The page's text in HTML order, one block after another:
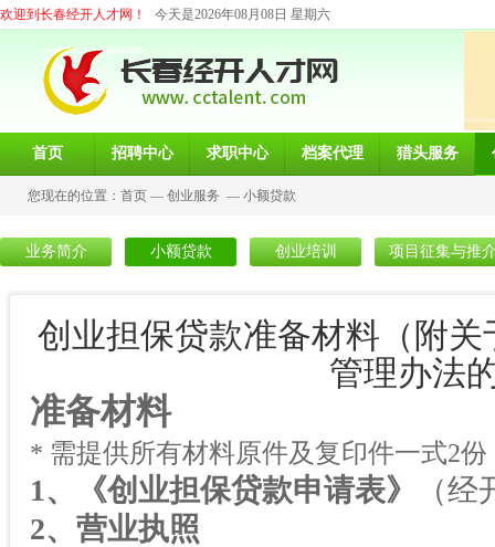
欢迎到长春经开人才网！ 今天是2026年08月08日 星期六
首页 招聘中心 求职中心 档案代理 猎头服务
您现在的位置： 首页 — 创业服务 — 小额贷款
业务简介 小额贷款 创业培训 项目征集与推
创业担保贷款准备材料（附
管理办法
准备材料
* 需提供所有材料原件及复印件一式2份
1、《创业担保贷款申请表》
（
2、营业执照